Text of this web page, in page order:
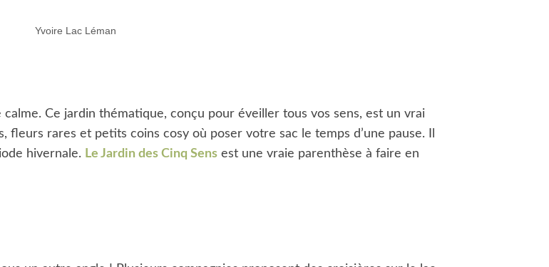
Ce jardin thématique, conçu pour éveiller tous vos sens, est un vrai
fleurs rares et petits coins cosy où poser votre sac le temps d’une pause. Il
hivernale. Le Jardin des Cinq Sens est une vraie parenthèse à faire en